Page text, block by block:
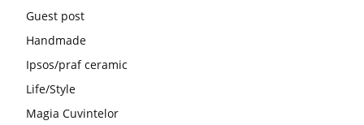
Guest post
Handmade
Ipsos/praf ceramic
Life/Style
Magia Cuvintelor